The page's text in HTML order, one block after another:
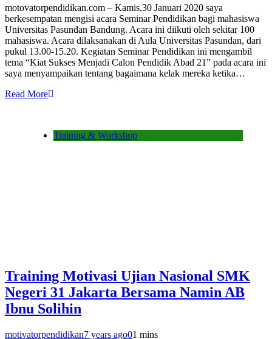
motovatorpendidikan.com – Kamis,30 Januari 2020 saya
berkesempatan mengisi acara Seminar Pendidikan bagi mahasiswa
Universitas Pasundan Bandung. Acara ini diikuti oleh sekitar 100
mahasiswa. Acara dilaksanakan di Aula Universitas Pasundan, dari
pukul 13.00-15.20. Kegiatan Seminar Pendidikan ini mengambil
tema “Kiat Sukses Menjadi Calon Pendidik Abad 21” pada acara ini
saya menyampaikan tentang bagaimana kelak mereka ketika…
Read More
Training & Workshop
Training Motivasi Ujian Nasional SMK
Negeri 31 Jakarta Bersama Namin AB
Ibnu Solihin
motivatorpendidikan7 years ago01 mins